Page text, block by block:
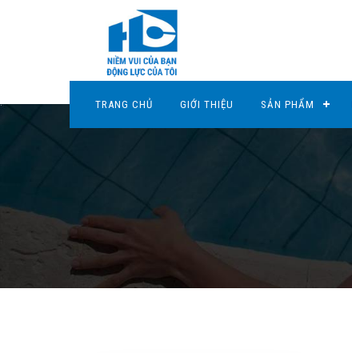
TRANG CHỦ GIỚI THIỆU SẢN PHẨM